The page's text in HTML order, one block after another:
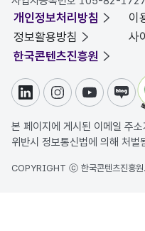
개인정보처리방침
이
정보활용방침
사
한국콘텐츠진흥원
링크드인인스타그램
유튜브블
본 페이지에 게시된 이메일 주
위반시 정보통신법에 의해 처벌
COPYRIGHT ⓒ 한국콘텐츠진흥